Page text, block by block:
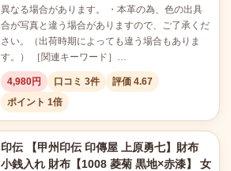
異なる場合があります。 ・本革の為、色の出具
合が写真と違う場合がありますので、ご了承くだ
さい。（出荷時期によっても違う場合もありま
す。） ［関連キーワード］…
4,980円 口コミ 3件
評価 4.67
ポイント 1倍
印伝 【甲州印伝 印傳屋 上原勇七】財布
小銭入れ 財布【1008 菱菊 黒地×赤漆】 女